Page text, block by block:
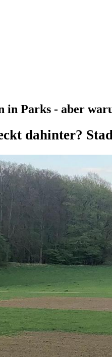
in Parks - aber
dahinter?